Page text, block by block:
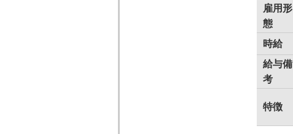
雇用形
態
時給
給与備
考
特徴